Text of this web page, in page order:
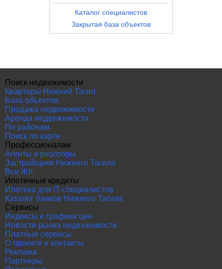
Каталог специалистов
Закрытая база объектов
Поиск недвижимости
Квартиры Нижний Тагил
База объектов
Продажа недвижимости
Аренда недвижимости
По районам
Поиск по карте
Профессионалам
Агенты и риэлторы
Застройщики Нижнего Тагила
Все ЖК
Ипотечные кредиты
Ипотека для IT-специалистов
Каталог банков Нижнего Тагила
Сервисы
Индексы и графики цен
Новости рынка недвижимости
Платные сервисы
О проекте и контакты
Реклама
Партнеры